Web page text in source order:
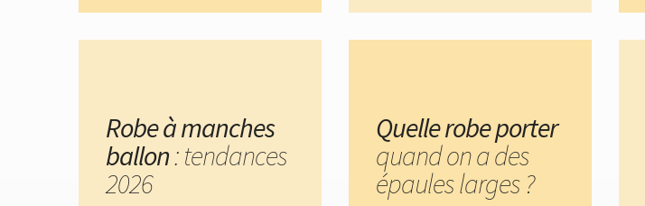
Robe à manches
ballon: tendances
2026
Quelle robe porter
quand on a des
épaules larges ?